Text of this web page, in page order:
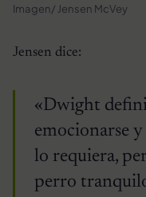
Imagen/ Jensen McVey
Jensen dice:
«Dwight
emocionarse
lo requiera,
perro